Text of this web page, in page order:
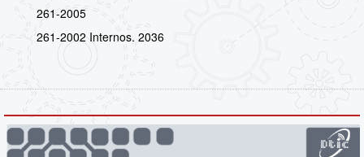
261-2005
261-2002 Internos. 2036